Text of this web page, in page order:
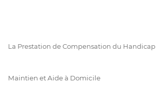
La Prestation de Compensation du Handicap
Maintien et Aide à Domicile